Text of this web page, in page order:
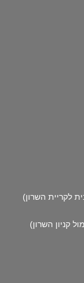
הצפונית לקריית השרון)
- רח' פתח תקווה 4 נתניה (מול קניון השרון)